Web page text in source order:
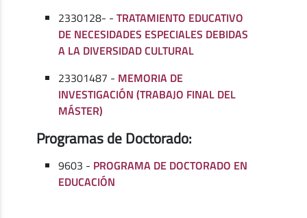
2330128- -TRATAMIENTO EDUCATIVO
DE NECESIDADES ESPECIALES DEBIDAS
A LA DIVERSIDAD CULTURAL
23301487 - MEMORIA DE
INVESTIGACIÓN (TRABAJO FINAL DEL
MÁSTER)
Programas de Doctorado:
9603 - PROGRAMA DE DOCTORADO EN
EDUCACIÓN